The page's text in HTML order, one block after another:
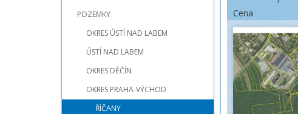
Cena
POZEMKY
OKRES ÚSTÍ NAD LABEM
ÚSTÍ NAD LABEM
OKRES DĚČÍN
OKRES PRAHA-VÝCHOD
ŘÍČANY